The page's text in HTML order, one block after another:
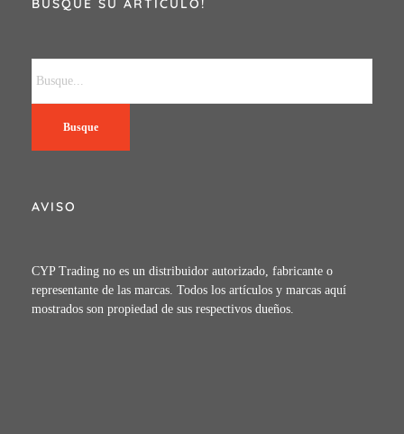
BUSQUE SU ARTICULO!
Busque
AVISO
CYP Trading no es un distribuidor autorizado, fabricante o
representante de las marcas. Todos los artículos y marcas aquí
mostrados son propiedad de sus respectivos dueños.